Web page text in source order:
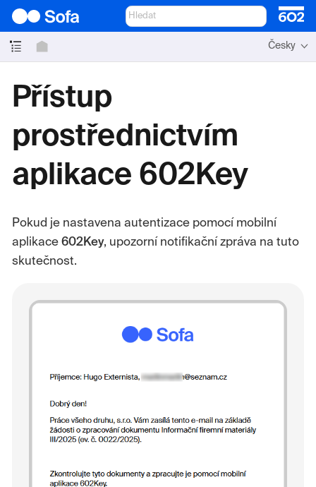
Česky
Přístup
prostřednictvím
aplikace 602Key
Pokud je nastavena autentizace pomocí mobilní
aplikace 602Key, upozorní notifikační zpráva na tuto
skutečnost.